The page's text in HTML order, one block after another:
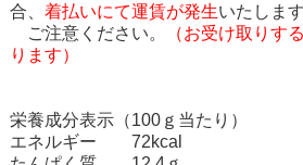
合、 着払いにて運賃が発生いたします
ご注意ください。
（お受け取りす
ります）
栄養成分表示（100ｇ当たり）
エネルギー 72kcal